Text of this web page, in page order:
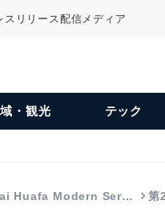
リリース配信メディア
・観光 テック
Huafa Modern Ser… 第